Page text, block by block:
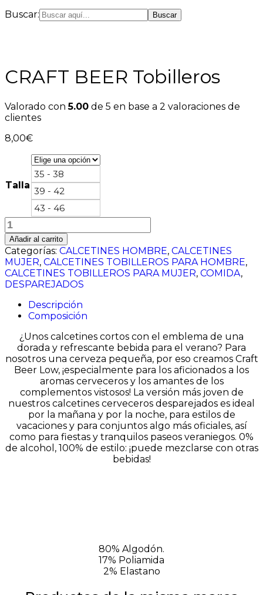
Buscar:
CRAFT BEER Tobilleros
Valorado con5.00 de 5 en base a 2 valoraciones de
clientes
8,00€
Talla
35 - 38
39 - 42
43 - 46
CRAFT
BEER
Tobilleros
cantidad
Añadir al carrito
Categorías: CALCETINES HOMBRE, CALCETINES
MUJER, CALCETINES TOBILLEROS PARA HOMBRE,
CALCETINES TOBILLEROS PARA MUJER, COMIDA,
DESPAREJADOS
Descripción
Composición
¿Unos calcetines cortos con el emblema de una
dorada y refrescante bebida para el verano? Para
nosotros una cerveza pequeña, por eso creamos Craft
Beer Low, ¡especialmente para los aficionados a los
aromas cerveceros y los amantes de los
complementos vistosos! La versión más joven de
nuestros calcetines cerveceros desparejados es ideal
por la mañana y por la noche, para estilos de
vacaciones y para conjuntos algo más oficiales, así
como para fiestas y tranquilos paseos veraniegos. 0%
de alcohol, 100% de estilo: ¡puede mezclarse con otras
bebidas!
80% Algodón.
17% Poliamida
2% Elastano